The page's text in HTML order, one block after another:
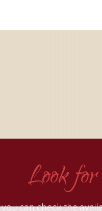
Look
can check the